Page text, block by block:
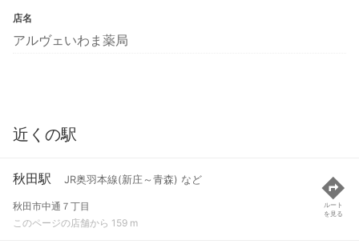
店名
アルヴェいわま薬局
近くの駅
秋田駅 JR奥羽本線(新庄～青森) など
秋田市中通７丁目
このページの店舗から 159 m
ルート
を見る